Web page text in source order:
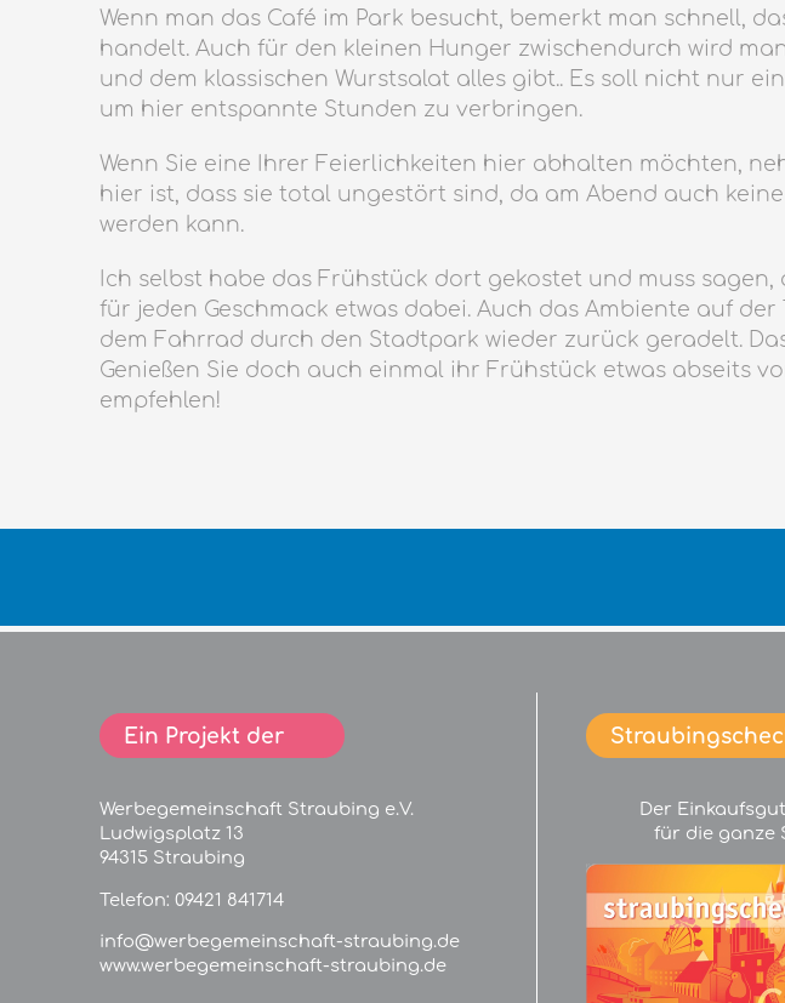
Wenn man das Café im Park besucht, bemerkt man schnell,
handelt. Auch für den kleinen Hunger zwischendurch wird
und dem klassischen Wurstsalat alles gibt.. Es soll nicht nur
um hier entspannte Stunden zu verbringen.
Wenn Sie eine Ihrer Feierlichkeiten hier abhalten möchten,
hier ist, dass sie total ungestört sind, da am Abend auch
werden kann.
Ich selbst habe das Frühstück dort gekostet und muss
für jeden Geschmack etwas dabei. Auch das Ambiente auf
dem Fahrrad durch den Stadtpark wieder zurück geradelt.
Genießen Sie doch auch einmal ihr Frühstück etwas abseits
empfehlen!
Ein Projekt der
Werbegemeinschaft Straubing e.V.
Ludwigsplatz 13
94315 Straubing
Telefon: 09421 841714
info@werbegemeinschaft-straubing.de
www.werbegemeinschaft-straubing.de
Der
für die ganze